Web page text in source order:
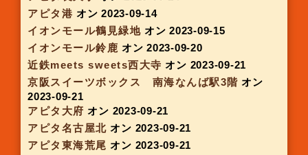
アピタ木曽川オン 2023-08-17
アピタ鳴海 オン 2023-08-17
イオンモール岡崎 オン 2023-08-17
T-SITE枚方 オン 2023-08-17
フレンドマート交野 オン 2023-08-17
イオンモール四日市北
博多バスセンターオン 2023-08-18
ピアゴ久保田オン 2023-08-24
ピアゴ大治オン 2023-08-24